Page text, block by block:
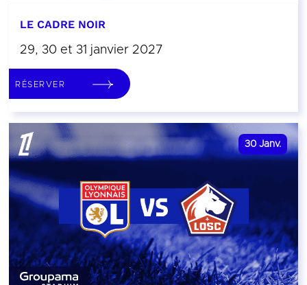
LE CADRE NOIR
29, 30 et 31 janvier 2027
RÉSERVER
30 Janv.